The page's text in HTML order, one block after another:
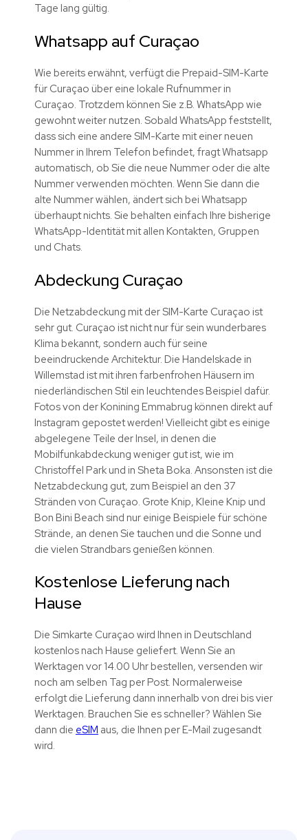
Tage lang gültig.
Whatsapp auf Curaçao
Wie bereits erwähnt, verfügt die Prepaid-SIM-Karte
für Curaçao über eine lokale Rufnummer in
Curaçao. Trotzdem können Sie z.B. WhatsApp wie
gewohnt weiter nutzen. Sobald WhatsApp feststellt,
dass sich eine andere SIM-Karte mit einer neuen
Nummer in Ihrem Telefon befindet, fragt Whatsapp
automatisch, ob Sie die neue Nummer oder die alte
Nummer verwenden möchten. Wenn Sie dann die
alte Nummer wählen, ändert sich bei Whatsapp
überhaupt nichts. Sie behalten einfach Ihre bisherige
WhatsApp-Identität mit allen Kontakten, Gruppen
und Chats.
Abdeckung Curaçao
Die Netzabdeckung mit der SIM-Karte Curaçao ist
sehr gut. Curaçao ist nicht nur für sein wunderbares
Klima bekannt, sondern auch für seine
beeindruckende Architektur. Die Handelskade in
Willemstad ist mit ihren farbenfrohen Häusern im
niederländischen Stil ein leuchtendes Beispiel dafür.
Fotos von der Konining Emmabrug können direkt auf
Instagram gepostet werden! Vielleicht gibt es einige
abgelegene Teile der Insel, in denen die
Mobilfunkabdeckung weniger gut ist, wie im
Christoffel Park und in Sheta Boka. Ansonsten ist die
Netzabdeckung gut, zum Beispiel an den 37
Stränden von Curaçao. Grote Knip, Kleine Knip und
Bon Bini Beach sind nur einige Beispiele für schöne
Strände, an denen Sie tauchen und die Sonne und
die vielen Strandbars genießen können.
Kostenlose Lieferung nach
Hause
Die Simkarte Curaçao wird Ihnen in Deutschland
kostenlos nach Hause geliefert. Wenn Sie an
Werktagen vor 14.00 Uhr bestellen, versenden wir
noch am selben Tag per Post. Normalerweise
erfolgt die Lieferung dann innerhalb von drei bis vier
Werktagen. Brauchen Sie es schneller? Wählen Sie
dann die eSIM aus, die Ihnen per E-Mail zugesandt
wird.